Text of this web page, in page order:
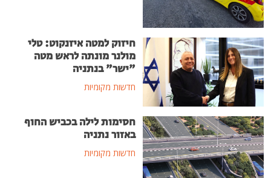
חיזוק למטה איזנקוט: טלי
מולנר מונתה לראש מטה
"ישר" בנתניה
חדשות מקומיות
חסימות לילה בכביש החוף
באזור נתניה
חדשות מקומיות